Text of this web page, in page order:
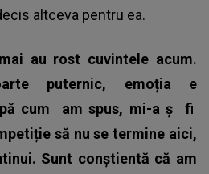
altceva pentru ea.
au rost cuvintele acum.
puternic, emoția e
cum am spus, mi-așfi
să nu se termine aici,
Sunt conștientă că am